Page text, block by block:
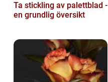
Ta stickling av palettblad -
en grundlig översikt